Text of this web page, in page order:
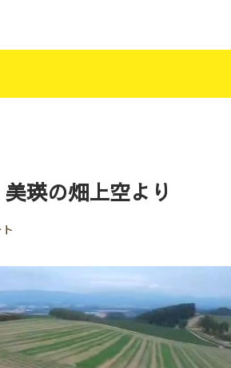
瑛の畑上空より